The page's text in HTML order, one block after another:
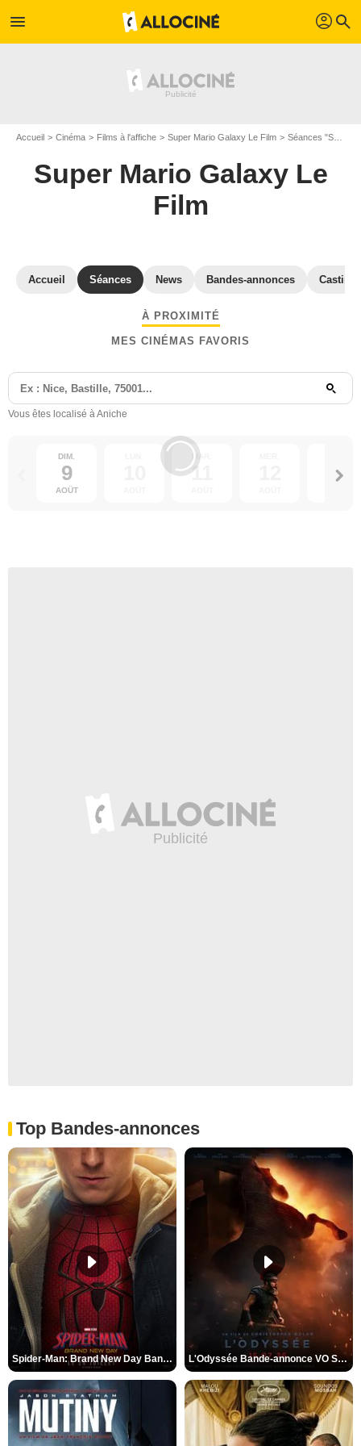
menu profil search
Accueil Cinéma Films à l'affiche Super Mario Galaxy Le Film Séances "Super Mario Galaxy Le Film" Nord
Super Mario Galaxy Le
Film
Accueil Séances News Bandes-annonces Casting
À PROXIMITÉ
MES CINÉMAS FAVORIS
Vous êtes localisé à Aniche
DIM.
9
AOÛT
11 13
Top Bandes-annonces
Spider-Man: Brand New Day Bande-annonce VO STFR L'Odyssée Bande-annonce VO STFR